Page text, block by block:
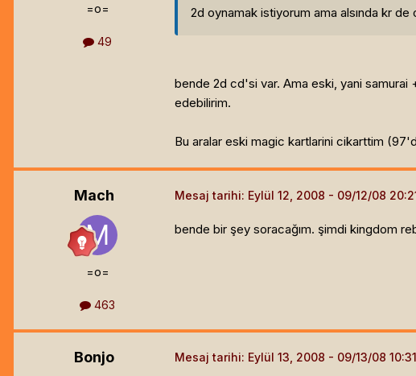
=o=
49
2d oynamak istiyorum ama alsında kr de
bende 2d cd'si var. Ama eski, yani
edebilirim.
Bu aralar eski magic kartlarini cikarttim
Mach
=o=
463
Mesaj tarihi: Eylül 12, 2008
bende bir şey soracağım. şimdi kingdom
Bonjo Mesaj tarihi: Eylül 13, 2008